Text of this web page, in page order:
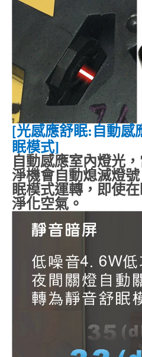
光感應舒眠: 自動感
眠模式]
自動感應室內燈光
淨機會自動熄滅燈
眠模式運轉，即使
淨化空氣。